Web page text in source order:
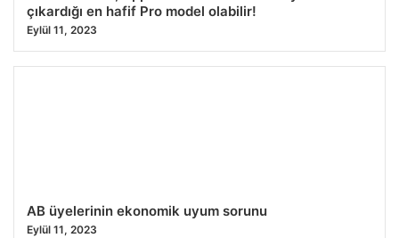
çıkardığı en hafif Pro model olabilir!
Eylül 11, 2023
AB üyelerinin ekonomik uyum sorunu
Eylül 11, 2023